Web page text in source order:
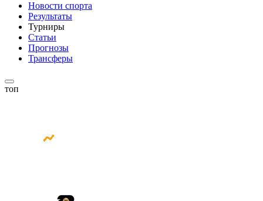
Новости спорта
Результаты
Турниры
Статьи
Прогнозы
Трансферы
топ